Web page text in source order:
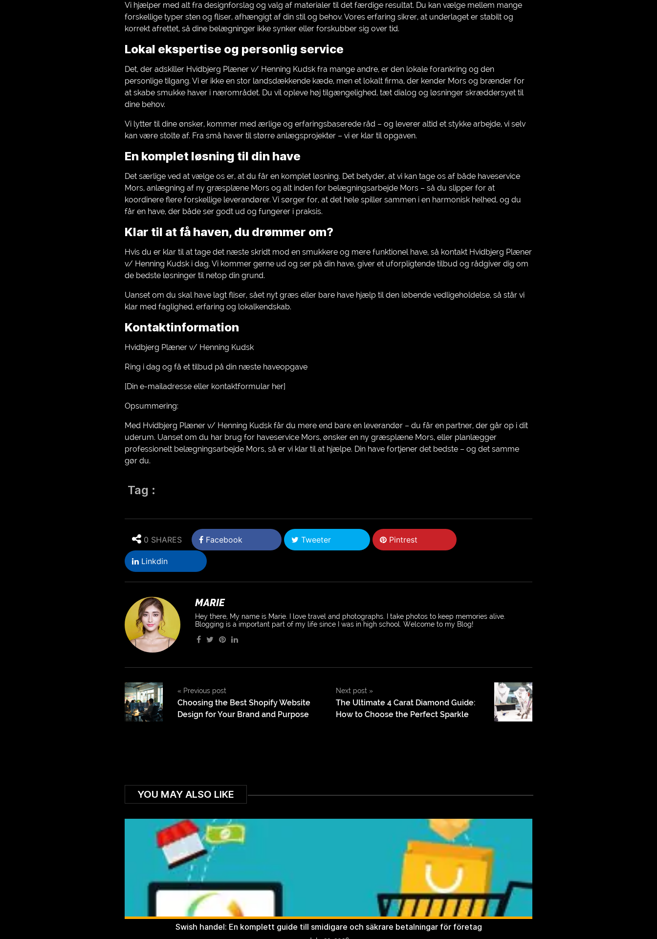
Vi hjælper med alt fra designforslag og valg af materialer til det færdige resultat. Du kan vælge mellem mange
forskellige typer sten og fliser, afhængigt af din stil og behov. Vores erfaring sikrer, at underlaget er stabilt og
korrekt afrettet, så dine belægninger ikke synker eller forskubber sig over tid.
Lokal ekspertise og personlig service
Det, der adskiller Hvidbjerg Plæner v/ Henning Kudsk fra mange andre, er den lokale forankring og den
personlige tilgang. Vi er ikke en stor landsdækkende kæde, men et lokalt firma, der kender Mors og brænder for
at skabe smukke haver i nærområdet. Du vil opleve høj tilgængelighed, tæt dialog og løsninger skræddersyet til
dine behov.
Vi lytter til dine ønsker, kommer med ærlige og erfaringsbaserede råd – og leverer altid et stykke arbejde, vi selv
kan være stolte af. Fra små haver til større anlægsprojekter – vi er klar til opgaven.
En komplet løsning til din have
Det særlige ved at vælge os er, at du får en komplet løsning. Det betyder, at vi kan tage os af både haveservice
Mors, anlægning af ny græsplæne Mors og alt inden for belægningsarbejde Mors – så du slipper for at
koordinere flere forskellige leverandører. Vi sørger for, at det hele spiller sammen i en harmonisk helhed, og du
får en have, der både ser godt ud og fungerer i praksis.
Klar til at få haven, du drømmer om?
Hvis du er klar til at tage det næste skridt mod en smukkere og mere funktionel have, så kontakt Hvidbjerg Plæner
v/ Henning Kudsk i dag. Vi kommer gerne ud og ser på din have, giver et uforpligtende tilbud og rådgiver dig om
de bedste løsninger til netop din grund.
Uanset om du skal have lagt fliser, sået nyt græs eller bare have hjælp til den løbende vedligeholdelse, så står vi
klar med faglighed, erfaring og lokalkendskab.
Kontaktinformation
Hvidbjerg Plæner v/ Henning Kudsk
Ring i dag og få et tilbud på din næste haveopgave
[Din e-mailadresse eller kontaktformular her]
Opsummering:
Med Hvidbjerg Plæner v/ Henning Kudsk får du mere end bare en leverandør – du får en partner, der går op i dit
uderum. Uanset om du har brug for haveservice Mors, ønsker en ny græsplæne Mors, eller planlægger
professionelt belægningsarbejde Mors, så er vi klar til at hjælpe. Din have fortjener det bedste – og det samme
gør du.
Tag :
0 SHARES Facebook Tweeter Pintrest
Linkdin
MARIE
Hey there, My name is Marie. I love travel and photographs. I take photos to keep memories alive.
Blogging is a important part of my life since I was in high school. Welcome to my Blog!
« Previous post
Choosing the Best Shopify Website
Design for Your Brand and Purpose
Next post »
The Ultimate 4 Carat Diamond Guide:
How to Choose the Perfect Sparkle
YOU MAY ALSO LIKE
Swish handel: En komplett guide till smidigare och säkrare betalningar för företag